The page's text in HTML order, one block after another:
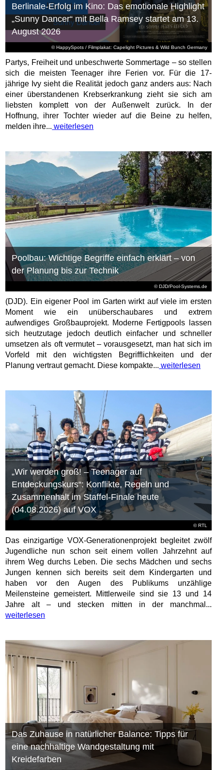
© HappySpots / Filmplakat: Capelight Pictures & Wild Bunch Germany
Berlinale-Erfolg im Kino: Das emotionale Highlight
„Sunny Dancer“ mit Bella Ramsey startet am 13.
August 2026
Partys, Freiheit und unbeschwerte Sommertage – so stellen
sich die meisten Teenager ihre Ferien vor. Für die 17-
jährige Ivy sieht die Realität jedoch ganz anders aus: Nach
einer überstandenen Krebserkrankung zieht sie sich am
liebsten komplett von der Außenwelt zurück. In der
Hoffnung, ihrer Tochter wieder auf die Beine zu helfen,
melden ihre... weiterlesen
© DJD/Pool-Systems.de
Poolbau: Wichtige Begriffe einfach erklärt – von
der Planung bis zur Technik
(DJD). Ein eigener Pool im Garten wirkt auf viele im ersten
Moment wie ein unüberschaubares und extrem
aufwendiges Großbauprojekt. Moderne Fertigpools lassen
sich heutzutage jedoch deutlich einfacher und schneller
umsetzen als oft vermutet – vorausgesetzt, man hat sich im
Vorfeld mit den wichtigsten Begrifflichkeiten und der
Planung vertraut gemacht. Diese kompakte... weiterlesen
©RTL
„Wir werden groß! – Teenager auf
Entdeckungskurs“: Konflikte, Regeln und
Zusammenhalt im Staffel-Finale heute
(04.08.2026) auf VOX
Das einzigartige VOX-Generationenprojekt begleitet zwölf
Jugendliche nun schon seit einem vollen Jahrzehnt auf
ihrem Weg durchs Leben. Die sechs Mädchen und sechs
Jungen kennen sich bereits seit dem Kindergarten und
haben vor den Augen des Publikums unzählige
Meilensteine gemeistert. Mittlerweile sind sie 13 und 14
Jahre alt – und stecken mitten in der manchmal...
weiterlesen
Das Zuhause in natürlicher Balance: Tipps für
eine nachhaltige Wandgestaltung mit
Kreidefarben